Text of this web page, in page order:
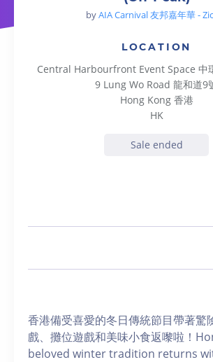
byAIA Carnival 友邦嘉年華 -
LOCATION
Central Harbourfront Event Space 中
9 Lung Wo Road 龍和道9
Hong Kong 香港
HK
Sale ended
香港備受喜愛的冬日傳統節目帶著驚
戲、攤位遊戲和美味小食返嚟啦！
beloved winter tradition returns